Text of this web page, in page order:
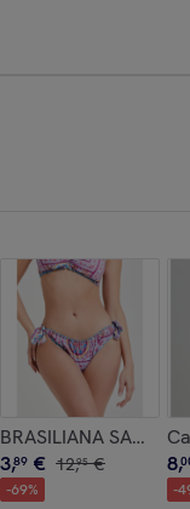
BRASILIANA
3,89 € 12,95 €
-69%
8,
-